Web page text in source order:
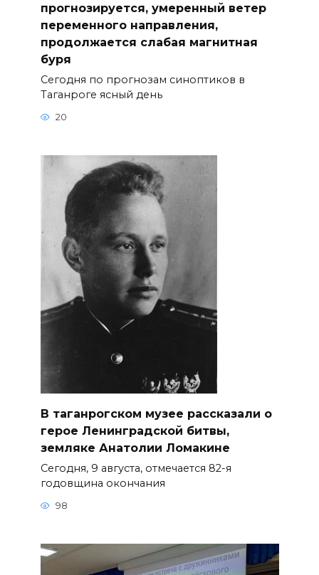
прогнозируется, умеренный ветер
переменного направления,
продолжается слабая магнитная
буря
Сегодня по прогнозам синоптиков в
Таганроге ясный день
20
В таганрогском музее рассказали о
герое Ленинградской битвы,
земляке Анатолии Ломакине
Сегодня, 9 августа, отмечается 82-я
годовщина окончания
98